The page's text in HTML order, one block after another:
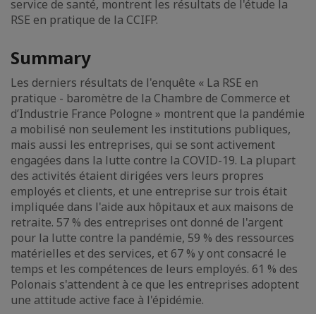
service de santé, montrent les résultats de l'étude la
RSE en pratique de la CCIFP.
Summary
Les derniers résultats de l'enquête « La RSE en
pratique - baromètre de la Chambre de Commerce et
d’Industrie France Pologne » montrent que la pandémie
a mobilisé non seulement les institutions publiques,
mais aussi les entreprises, qui se sont activement
engagées dans la lutte contre la COVID-19. La plupart
des activités étaient dirigées vers leurs propres
employés et clients, et une entreprise sur trois était
impliquée dans l'aide aux hôpitaux et aux maisons de
retraite. 57 % des entreprises ont donné de l'argent
pour la lutte contre la pandémie, 59 % des ressources
matérielles et des services, et 67 % y ont consacré le
temps et les compétences de leurs employés. 61 % des
Polonais s'attendent à ce que les entreprises adoptent
une attitude active face à l'épidémie.